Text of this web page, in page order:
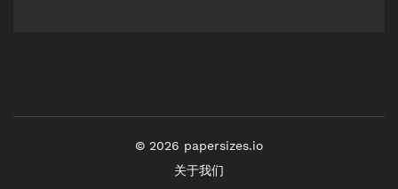
© 2026 papersizes.io
关于我们